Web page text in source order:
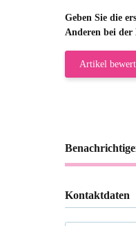
Geben Sie die
Anderen bei der
Artikel
Kontaktdaten